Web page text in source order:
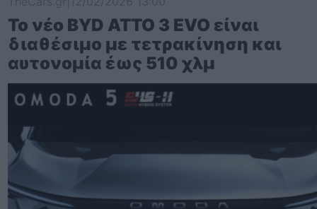
Το νέο BYD ATTO 3 EVO είναι
διαθέσιμο με τετρακίνηση και
αυτονομία έως 510 χλμ